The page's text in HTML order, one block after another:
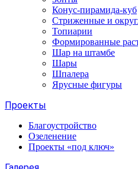
Конус-пирамида-куб
Стриженные и
Топиарии
Формированные
Шар на штамбе
Шары
Шпалера
Ярусные фигуры
Проекты
Благоустройство
Озеленение
Проекты «под ключ»